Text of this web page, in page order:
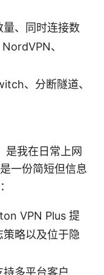
、同时连接数
、
、分断隧道、
我在日常上网
一份简短但信息
VPN Plus 提
略以及位于隐
多平台客户